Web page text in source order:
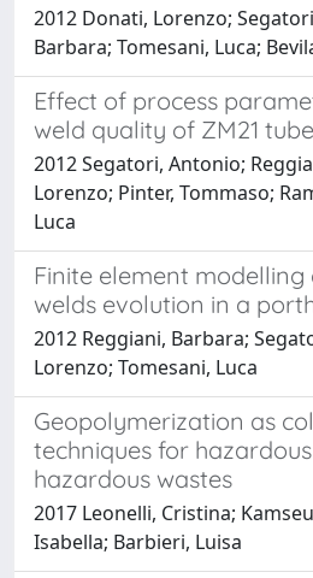
2012 Donati, Lorenzo;
Barbara; Tomesani, Luca;
Effect of process
weld quality of ZM21
2012 Segatori, Antonio;
Lorenzo; Pinter, Tommaso;
Luca
Finite element
welds evolution in a
2012 Reggiani, Barbara;
Lorenzo; Tomesani, Luca
Geopolymerization as
techniques for
hazardous wastes
2017 Leonelli, Cristina;
Isabella; Barbieri, Luisa